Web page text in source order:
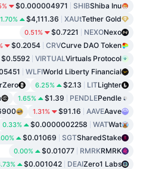
Shiba Inu
SHIB
$0.000004971
Tether Gold
XAUt
$4,111.36
1.70%
Nexo
NEXO
$0.7221
0.51%
Curve DAO Token
CRV
$0.2054
Virtuals Protocol
VIRTUAL
$0.5592
World Liberty Financial
WLFI
Lighter
LIT
$2.13
6.25%
Pendle
PENDLE
$1.39
1.65%
Aave
AAVE
$91.16
1.31%
Wat
WAT
$0.0000002258
0.33%
SharedStake
SGT
$0.01069
RMRK
RMRK
$0.01077
0.00%
Zero1 Labs
DEAI
$0.001042